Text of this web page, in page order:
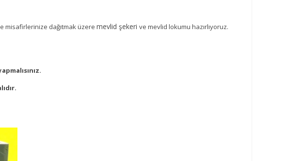
misafirlerinize dağıtmak üzere mevlid şekeri ve mevlid lokumu hazırlıyoruz.